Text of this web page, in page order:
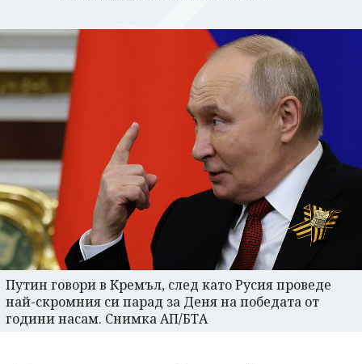
Путин говори в Кремъл, след като Русия проведе
най-скромния си парад за Деня на победата от
години насам. Снимка АП/БТА